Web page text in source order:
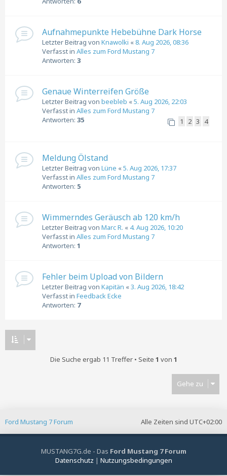
Aufnahmepunkte Hebebühne Dark Horse
Letzter Beitrag von Knawolki «8. Aug 2026, 08:36
Verfasst in Alles zum Ford Mustang 7
Antworten: 3
Genaue Winterreifen Größe
Letzter Beitrag von beebleb «5. Aug 2026, 22:03
Verfasst in Alles zum Ford Mustang 7
Antworten: 35 1 2 3 4
Meldung Ölstand
Letzter Beitrag von Lüne «5. Aug 2026, 17:37
Verfasst in Alles zum Ford Mustang 7
Antworten: 5
Wimmerndes Geräusch ab 120 km/h
Letzter Beitrag von Marc R. « 4. Aug 2026, 10:20
Verfasst in Alles zum Ford Mustang 7
Antworten: 1
Fehler beim Upload von Bildern
Letzter Beitrag von Kapitän «3. Aug 2026, 18:42
Verfasst in Feedback Ecke
Antworten: 7
Die Suche ergab 11 Treffer • Seite 1 von 1
Gehe zu
Alle Zeiten sind UTC+02:00
Ford Mustang 7 Forum
MUSTANG7G.de - Das Ford Mustang 7 Forum
Datenschutz | Nutzungsbedingungen